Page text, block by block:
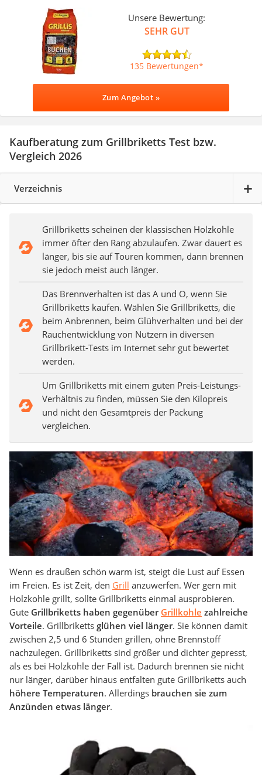
Unsere Bewertung:
SEHR GUT
135 Bewertungen
Zum Angebot »
Kaufberatung zum Grillbriketts Test bzw.
Vergleich 2026
Verzeichnis
Grillbriketts scheinen der klassischen Holzkohle
immer öfter den Rang abzulaufen. Zwar dauert es
länger, bis sie auf Touren kommen, dann brennen
sie jedoch meist auch länger.
Das Brennverhalten ist das A und O, wenn Sie
Grillbriketts kaufen. Wählen Sie Grillbriketts, die
beim Anbrennen, beim Glühverhalten und bei der
Rauchentwicklung von Nutzern in diversen
Grillbrikett-Tests im Internet sehr gut bewertet
werden.
Um Grillbriketts mit einem guten Preis-Leistungs-
Verhältnis zu finden, müssen Sie den Kilopreis
und nicht den Gesamtpreis der Packung
vergleichen.
Wenn es draußen schön warm ist, steigt die Lust auf Essen
im Freien. Es ist Zeit, den Grill anzuwerfen. Wer gern mit
Holzkohle grillt, sollte Grillbriketts einmal ausprobieren.
Gute Grillbriketts haben gegenüber Grillkohle zahlreiche
Vorteile. Grillbriketts glühen viel länger. Sie können damit
zwischen 2,5 und 6 Stunden grillen, ohne Brennstoff
nachzulegen. Grillbriketts sind größer und dichter gepresst,
als es bei Holzkohle der Fall ist. Dadurch brennen sie nicht
nur länger, darüber hinaus entfalten gute Grillbriketts auch
höhere Temperaturen. Allerdings brauchen sie zum
Anzünden etwas länger.